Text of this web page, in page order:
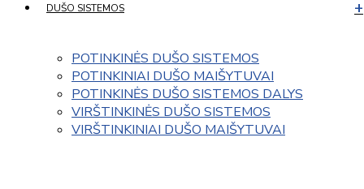
DUŠO SISTEMOS
POTINKINĖS DUŠO SISTEMOS
POTINKINIAI DUŠO MAIŠYTUVAI
POTINKINĖS DUŠO SISTEMOS DALYS
VIRŠTINKINĖS DUŠO SISTEMOS
VIRŠTINKINIAI DUŠO MAIŠYTUVAI